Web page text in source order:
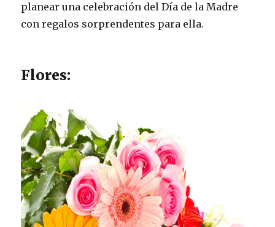
planear una celebración del Día de la Madre
con regalos sorprendentes para ella.
Flores: